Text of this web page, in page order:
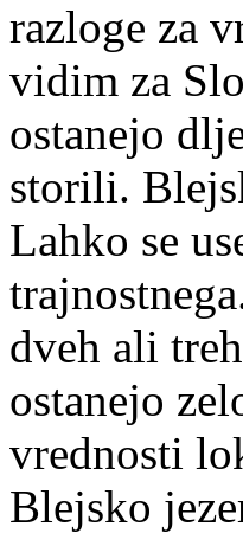
razloge za
vidim za
ostanejo
storili.
Lahko se
dveh ali
ostanejo
vrednosti
Blejsko